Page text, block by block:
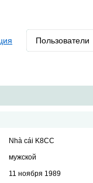
Пользователи
Nhà cái K8CC
мужской
11 ноября 1989